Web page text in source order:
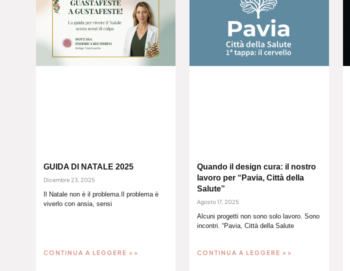
GUIDA DI NATALE 2025
Dicembre 23, 2025
Il Natale non è il problema.Il problema è
viverlo con ansia, sensi
CONTINUA A LEGGERE >>
Quando il design cura: il nostro
lavoro per “Pavia, Città della
Salute”
Agosto 17, 2025
Alcuni progetti non sono solo lavoro. Sono
incontri. “Pavia, Città della Salute
CONTINUA A LEGGERE >>